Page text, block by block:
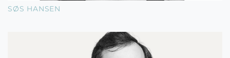
SØS HANSEN